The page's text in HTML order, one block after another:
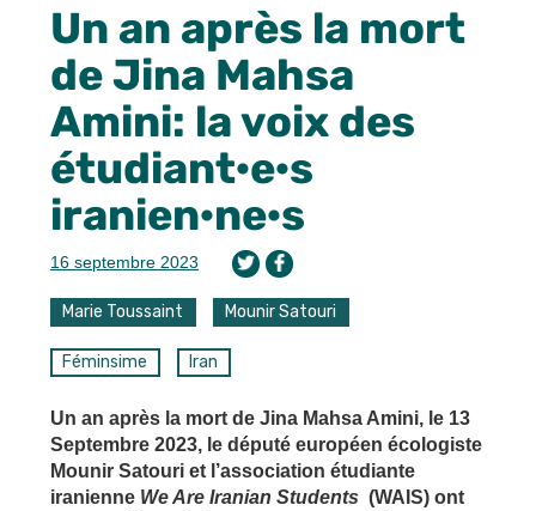
Un an après la mort
de Jina Mahsa
Amini: la voix des
étudiant·e·s
iranien·ne·s
16 septembre 2023
Marie Toussaint Mounir Satouri
Féminsime Iran
Un an après la mort de Jina Mahsa Amini, le 13
Septembre 2023, le député européen écologiste
Mounir Satouri et l’association étudiante
iranienne We Are Iranian Students (WAIS) ont